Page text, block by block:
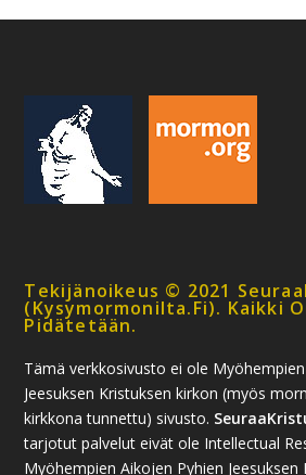
Tekijänoikeus © 2021
(kysymormonilta.fi). Kaikki
Pidätetään.
Tämä verkkosivusto ei ole
Jeesuksen Kristuksen kirkon (myös
kirkkona tunnettu) sivusto.
tarjotut palvelut eivät ole Intellectual
Myöhempien Aikojen Pyhien Jeesuksen